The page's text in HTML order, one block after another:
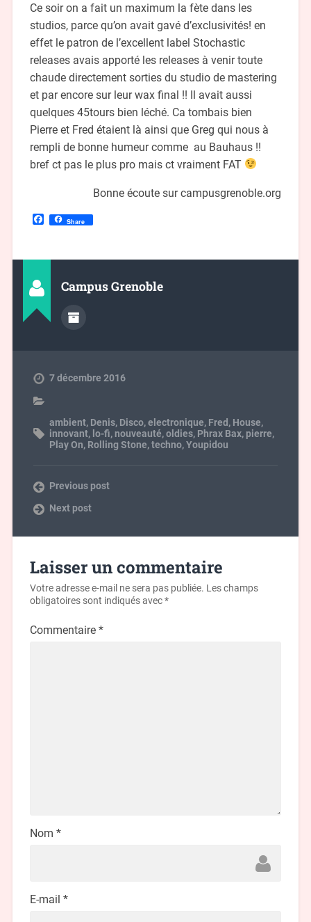
Ce soir on a fait un maximum la fète dans les
studios, parce qu’on avait gavé d’exclusivités! en
effet le patron de l’excellent label Stochastic
releases avais apporté les releases à venir toute
chaude directement sorties du studio de mastering
et par encore sur leur wax final !! Il avait aussi
quelques 45tours bien léché. Ca tombais bien
Pierre et Fred étaient là ainsi que Greg qui nous à
rempli de bonne humeur comme au Bauhaus !!
bref ct pas le plus pro mais ct vraiment FAT
Bonne écoute sur campusgrenoble.org
Facebook
Share
Campus Grenoble
7 décembre 2016
ambient, Denis, Disco,electronique, Fred , House,
innovant, lo-fi,nouveauté,oldies, Phrax Bax, pierre,
Play On, Rolling Stone,techno,Youpidou
Previous post
Next post
Laisser un commentaire
Votre adresse e-mail ne sera pas publiée. Les champs
obligatoires sont indiqués avec*
Commentaire *
Nom *
E-mail *